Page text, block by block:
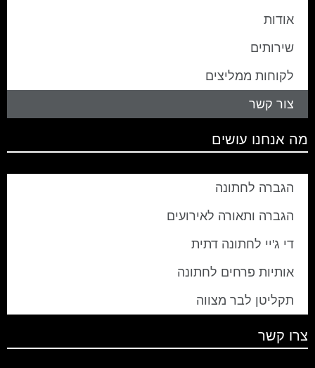
אודות
שירותים
לקוחות ממליצים
צור קשר
מה אנחנו עושים
הגברה לחתונה
הגברה ותאורה לאירועים
די ג'יי לחתונה דתית
אותיות פרחים לחתונה
תקליטן לבר מצווה
צרו קשר